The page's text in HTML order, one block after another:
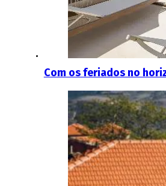
Com os feriados no